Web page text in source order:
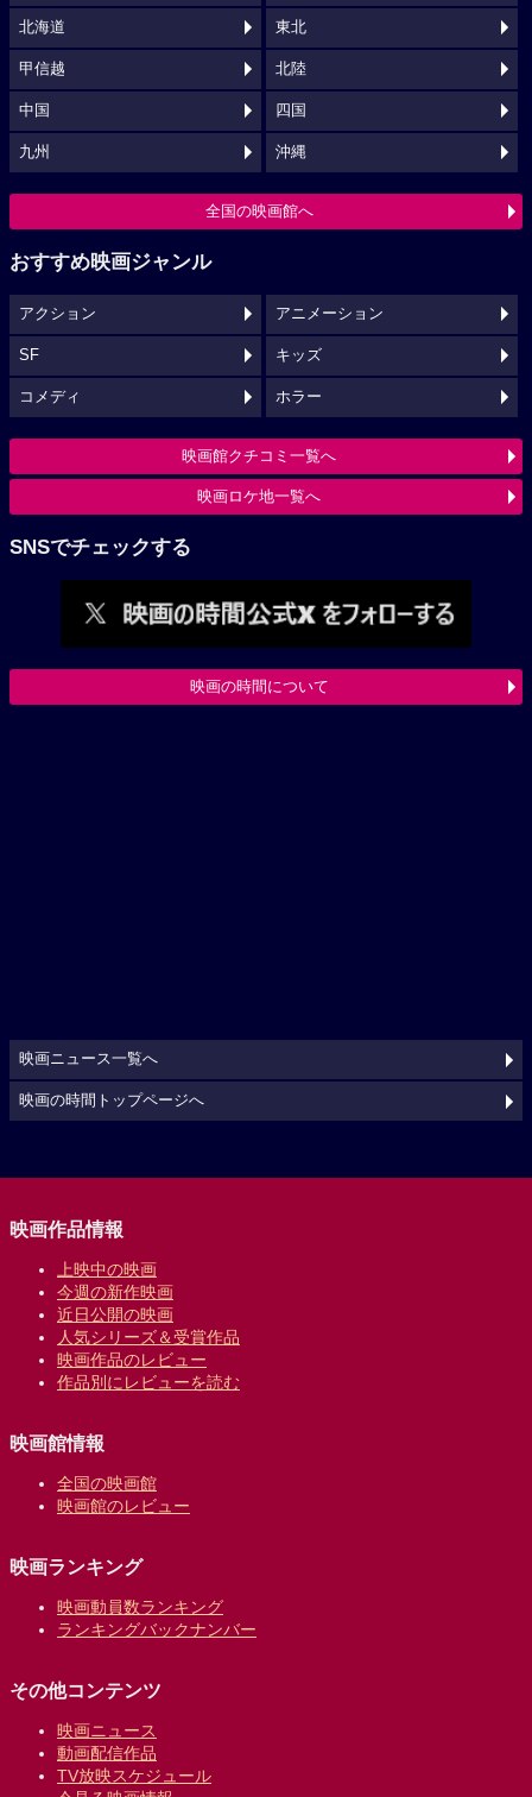
北海道 東北
甲信越 北陸
中国 四国
九州 沖縄
全国の映画館へ
おすすめ映画ジャンル
アクション アニメーション
SF キッズ
コメディ ホラー
映画館クチコミ一覧へ
映画ロケ地一覧へ
SNSでチェックする
映画の時間について
映画ニュース一覧へ
映画の時間トップページへ
映画作品情報
上映中の映画
今週の新作映画
近日公開の映画
人気シリーズ＆受賞作品
映画作品のレビュー
作品別にレビューを読む
映画館情報
全国の映画館
映画館のレビュー
映画ランキング
映画動員数ランキング
ランキングバックナンバー
その他コンテンツ
映画ニュース
動画配信作品
TV放映スケジュール